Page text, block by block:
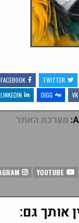
TWITTER
FACEBOOK
VK
DIGG
LINKEDIN
מערכת האתר
INSTAGRAM
אותך גם: